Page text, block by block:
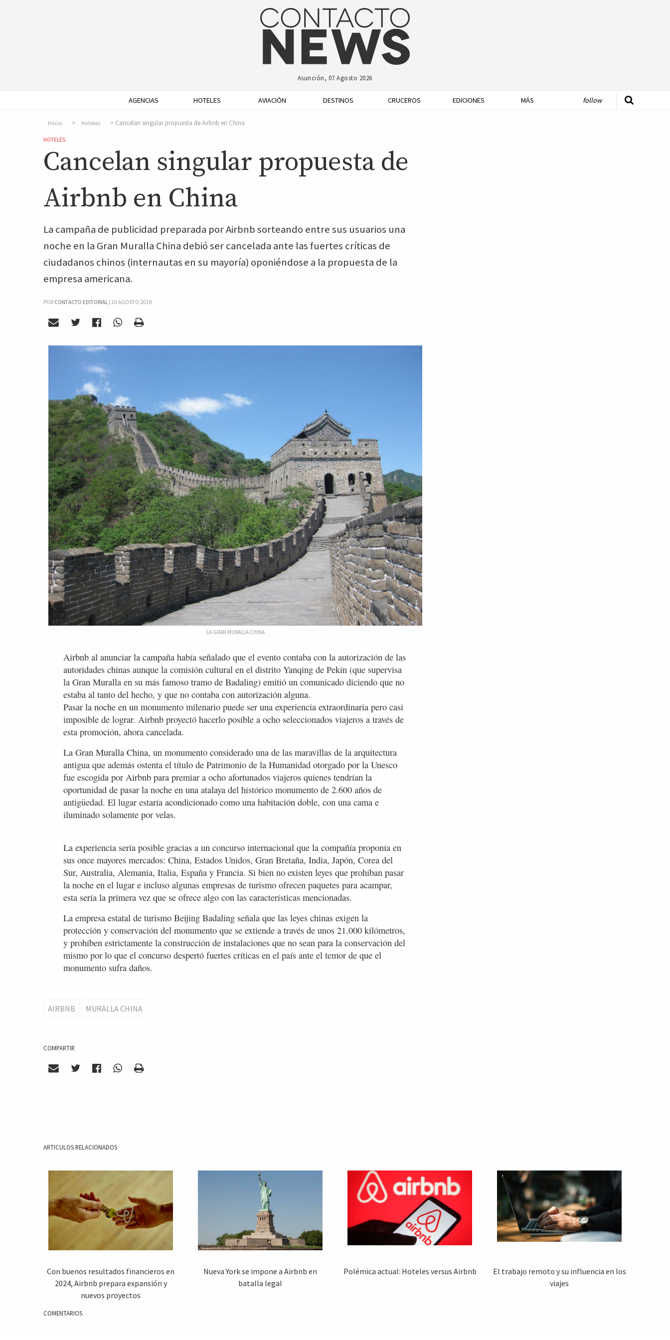
Asunción, 07 Agosto 2026
AGENCIAS HOTELES AVIACIÓN DESTINOS CRUCEROS EDICIONES MÁS follow
Inicio Hoteles Cancelan singular propuesta de Airbnb en China
HOTELES
Cancelan singular propuesta de
Airbnb en China
La campaña de publicidad preparada por Airbnb sorteando entre sus usuarios una
noche en la Gran Muralla China debió ser cancelada ante las fuertes críticas de
ciudadanos chinos (internautas en su mayoría) oponiéndose a la propuesta de la
empresa americana.
POR CONTACTO EDITORIAL | 10 AGOSTO 2018
LA GRAN MURALLA CHINA
Airbnb al anunciar la campaña había señalado que el evento contaba con la autorización de las
autoridades chinas aunque la comisión cultural en el distrito Yanqing de Pekín (que supervisa
la Gran Muralla en su más famoso tramo de Badaling) emitió un comunicado diciendo que no
estaba al tanto del hecho, y que no contaba con autorización alguna.
Pasar la noche en un monumento milenario puede ser una experiencia extraordinaria pero casi
imposible de lograr. Airbnb proyectó hacerlo posible a ocho seleccionados viajeros a través de
esta promoción, ahora cancelada.
La Gran Muralla China, un monumento considerado una de las maravillas de la arquitectura
antigua que además ostenta el título de Patrimonio de la Humanidad otorgado por la Unesco
fue escogida por Airbnb para premiar a ocho afortunados viajeros quienes tendrían la
oportunidad de pasar la noche en una atalaya del histórico monumento de 2.600 años de
antigüedad. El lugar estaría acondicionado como una habitación doble, con una cama e
iluminado solamente por velas.
La experiencia sería posible gracias a un concurso internacional que la compañía proponía en
sus once mayores mercados: China, Estados Unidos, Gran Bretaña, India, Japón, Corea del
Sur, Australia, Alemania, Italia, España y Francia. Si bien no existen leyes que prohíban pasar
la noche en el lugar e incluso algunas empresas de turismo ofrecen paquetes para acampar,
esta sería la primera vez que se ofrece algo con las características mencionadas.
La empresa estatal de turismo Beijing Badaling señala que las leyes chinas exigen la
protección y conservación del monumento que se extiende a través de unos 21.000 kilómetros,
y prohíben estrictamente la construcción de instalaciones que no sean para la conservación del
mismo por lo que el concurso despertó fuertes críticas en el país ante el temor de que el
monumento sufra daños.
AIRBNB MURALLA CHINA
COMPARTIR
ARTICULOS RELACIONADOS
Con buenos resultados financieros en
2024, Airbnb prepara expansión y
nuevos proyectos
Nueva York se impone a Airbnb en
batalla legal
Polémica actual: Hoteles versus Airbnb
El trabajo remoto y su influencia en los
viajes
COMENTARIOS